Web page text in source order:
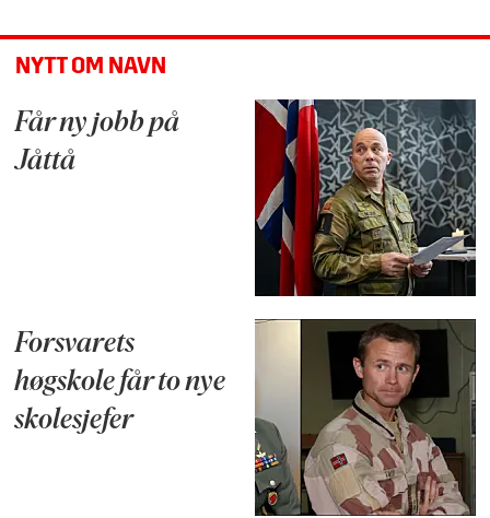
NYTT OM NAVN
Får ny jobb på
Jåttå
Forsvarets
høgskole får to nye
skolesjefer